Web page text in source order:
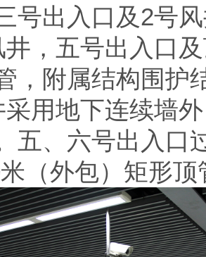
号出入口及2号
井，五号出入口
，附属结构围护
采用地下连续墙
五、六号出入口
（外包）矩形顶